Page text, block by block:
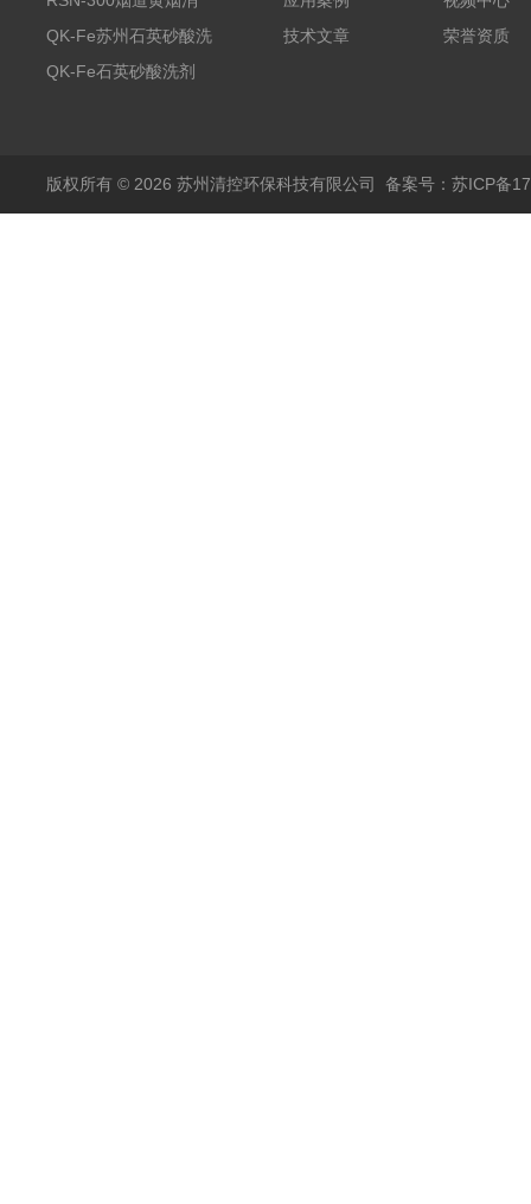
除剂销售
QK-Fe苏州石英砂酸洗
剂
QK-Fe石英砂酸洗剂
技术文章
荣誉资质
版权所有 © 2026 苏州清控环保科技有限公司 备案号：苏ICP备